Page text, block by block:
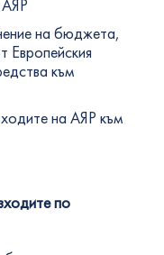
АЯР
на бюджета,
Европейския
към
на АЯР към
по